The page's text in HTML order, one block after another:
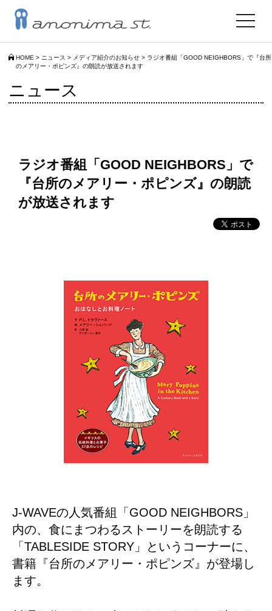
HOME > ニュース > メディア紹介のお知らせ > ラジオ番組「GOOD NEIGHBORS」で『台所
のメアリー・ポピンズ』の朗読が放送されます
toggle
ニュース
ラジオ番組「GOOD NEIGHBORS」で
『台所のメアリー・ポピンズ』の朗読
が放送されます
J-WAVEの人気番組「GOOD NEIGHBORS」
内の、食にまつわるストーリーを朗読する
「TABLESIDE STORY」というコーナーに、
書籍『台所のメアリー・ポピンズ』が登場し
ます。